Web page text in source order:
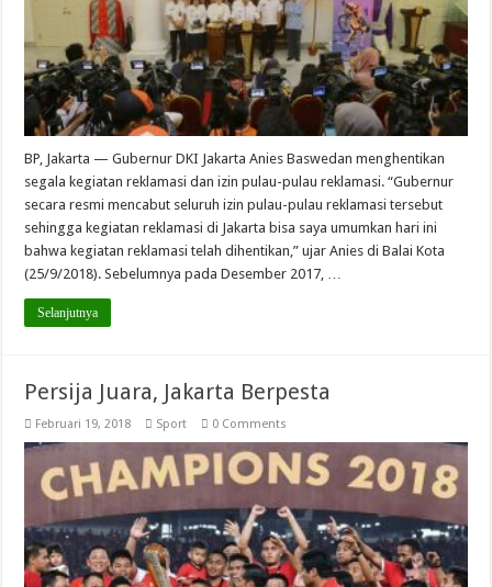
BP, Jakarta — Gubernur DKI Jakarta Anies Baswedan menghentikan
segala kegiatan reklamasi dan izin pulau-pulau reklamasi. “Gubernur
secara resmi mencabut seluruh izin pulau-pulau reklamasi tersebut
sehingga kegiatan reklamasi di Jakarta bisa saya umumkan hari ini
bahwa kegiatan reklamasi telah dihentikan,” ujar Anies di Balai Kota
(25/9/2018). Sebelumnya pada Desember 2017, …
Selanjutnya
Persija Juara, Jakarta Berpesta
Februari 19, 2018 Sport 0 Comments